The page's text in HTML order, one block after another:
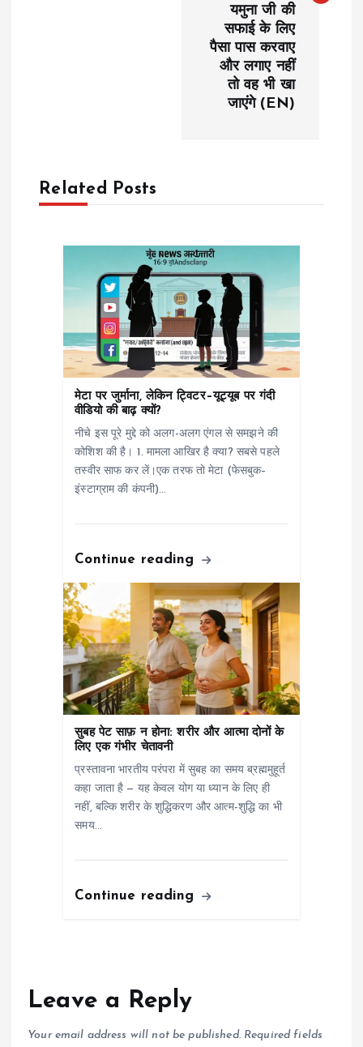
g
यमुना जी की
सफाई के लिए
पैसा पास करवाए
और लगाए नहीं
तो वह भी खा
जाएंगे (EN)
Related Posts
मेटा पर जुर्माना, लेकिन ट्विटर–यूट्यूब पर गंदी
वीडियो की बाढ़ क्यों?
नीचे इस पूरे मुद्दे को अलग-अलग एंगल से समझने की
कोशिश की है। 1. मामला आखिर है क्या? सबसे पहले
तस्वीर साफ कर लें।एक तरफ तो मेटा (फेसबुक–
इंस्टाग्राम की कंपनी)…
Continue reading
सुबह पेट साफ़ न होना: शरीर और आत्मा दोनों के
लिए एक गंभीर चेतावनी
प्रस्तावना भारतीय परंपरा में सुबह का समय ब्रह्ममुहूर्त
कहा जाता है — यह केवल योग या ध्यान के लिए ही
नहीं, बल्कि शरीर के शुद्धिकरण और आत्म-शुद्धि का भी
समय…
Continue reading
Leave a Reply
Your email address will not be published. Required fields